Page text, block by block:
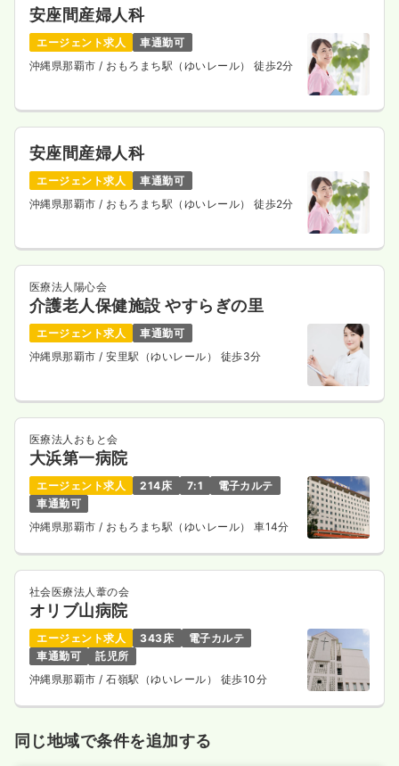
安座間産婦人科
エージェント求人
車通勤可
沖縄県那覇市 / おもろまち駅（ゆいレール） 徒歩2分
安座間産婦人科
エージェント求人
車通勤可
沖縄県那覇市 / おもろまち駅（ゆいレール） 徒歩2分
医療法人陽心会
介護老人保健施設 やすらぎの里
エージェント求人
車通勤可
沖縄県那覇市 / 安里駅（ゆいレール） 徒歩3分
医療法人おもと会
大浜第一病院
エージェント求人 214床 7:1
電子カルテ
車通勤可
沖縄県那覇市/ おもろまち駅（ゆいレール） 車14分
社会医療法人葦の会
オリブ山病院
エージェント求人 343床
電子カルテ
車通勤可
託児所
沖縄県那覇市/ 石嶺駅（ゆいレール） 徒歩10分
同じ地域で条件を追加する